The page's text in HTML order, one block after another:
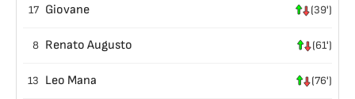
17 Giovane (39')
8 Renato Augusto (61')
13 Leo Mana (76')